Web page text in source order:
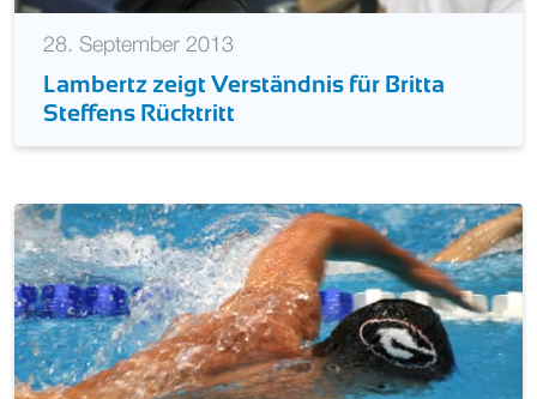
28. September 2013
Lambertz zeigt Verständnis für Britta
Steffens Rücktritt